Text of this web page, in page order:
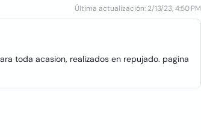
Última actualización: 2/13/23, 4:50 PM
toda acasion, realizados en repujado. pagina